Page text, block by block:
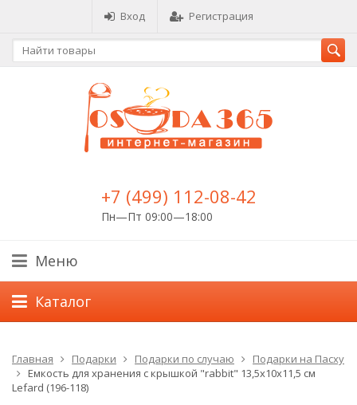
Вход Регистрация
+7 (499) 112-08-42
Пн—Пт 09:00—18:00
Меню
Каталог
Главная Подарки Подарки по случаю
Подарки на Пасху
Емкость для хранения с крышкой "rabbit" 13,5х10х11,5 см
Lefard (196-118)